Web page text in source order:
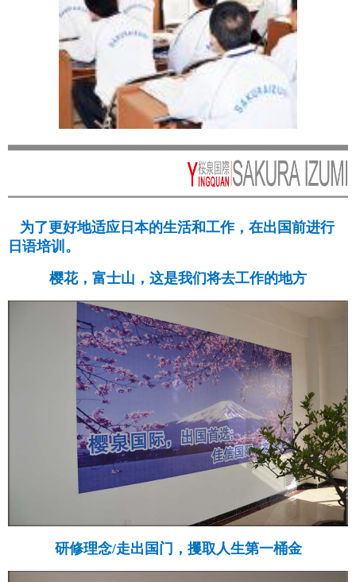
为了更好地适应日本的生活和工作，在出国前进行
日语培训。
樱花，富士山，这是我们将去工作的地方
研修理念/走出国门，攫取人生第一桶金